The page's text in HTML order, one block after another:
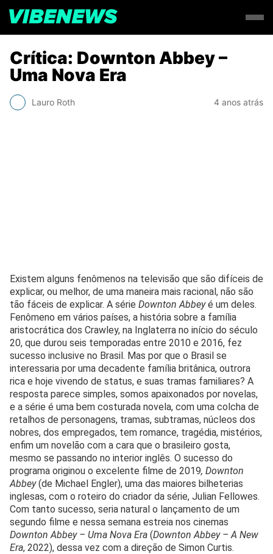
Crítica: Downton Abbey –
Uma Nova Era
Lauro Roth 4 anos atrás
Existem alguns fenômenos na televisão que são difíceis de
explicar, ou melhor, de uma maneira mais racional, não são
tão fáceis de explicar. A série Downton Abbeyé um deles.
Fenômeno em vários países, a história sobre a família
aristocrática dos Crawley, na Inglaterra no início do século
20, que durou seis temporadas entre 2010 e 2016, fez
sucesso inclusive no Brasil. Mas por que o Brasil se
interessaria por uma decadente família britânica, outrora
rica e hoje vivendo de status, e suas tramas familiares? A
resposta parece simples, somos apaixonados por novelas,
e a série é uma bem costurada novela, com uma colcha de
retalhos de personagens, tramas, subtramas, núcleos dos
nobres, dos empregados, tem romance, tragédia, mistérios,
enfim um novelão com a cara que o brasileiro gosta,
mesmo se passando no interior inglês. O sucesso do
programa originou o excelente filme de 2019, Downton
Abbey(de Michael Engler), uma das maiores bilheterias
inglesas, com o roteiro do criador da série, Julian Fellowes.
Com tanto sucesso, seria natural o lançamento de um
segundo filme e nessa semana estreia nos cinemas
Downton Abbey – Uma Nova Era (Downton Abbey – A New
Era, 2022), dessa vez com a direção de Simon Curtis.